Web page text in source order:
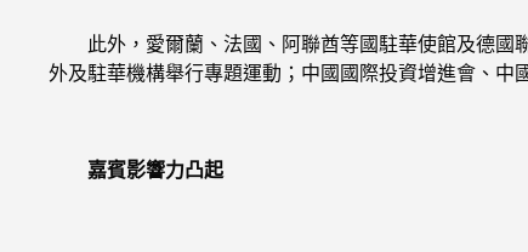
此外，愛爾蘭、法國、阿聯酋等國駐華使館及德國
外及駐華機構舉行專題運動；中國國際投資增進會、
嘉賓影響力凸起